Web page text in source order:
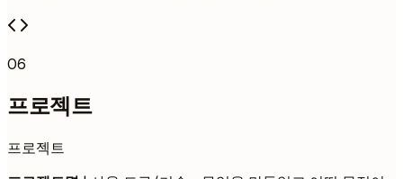
06
프로젝트
프로젝트